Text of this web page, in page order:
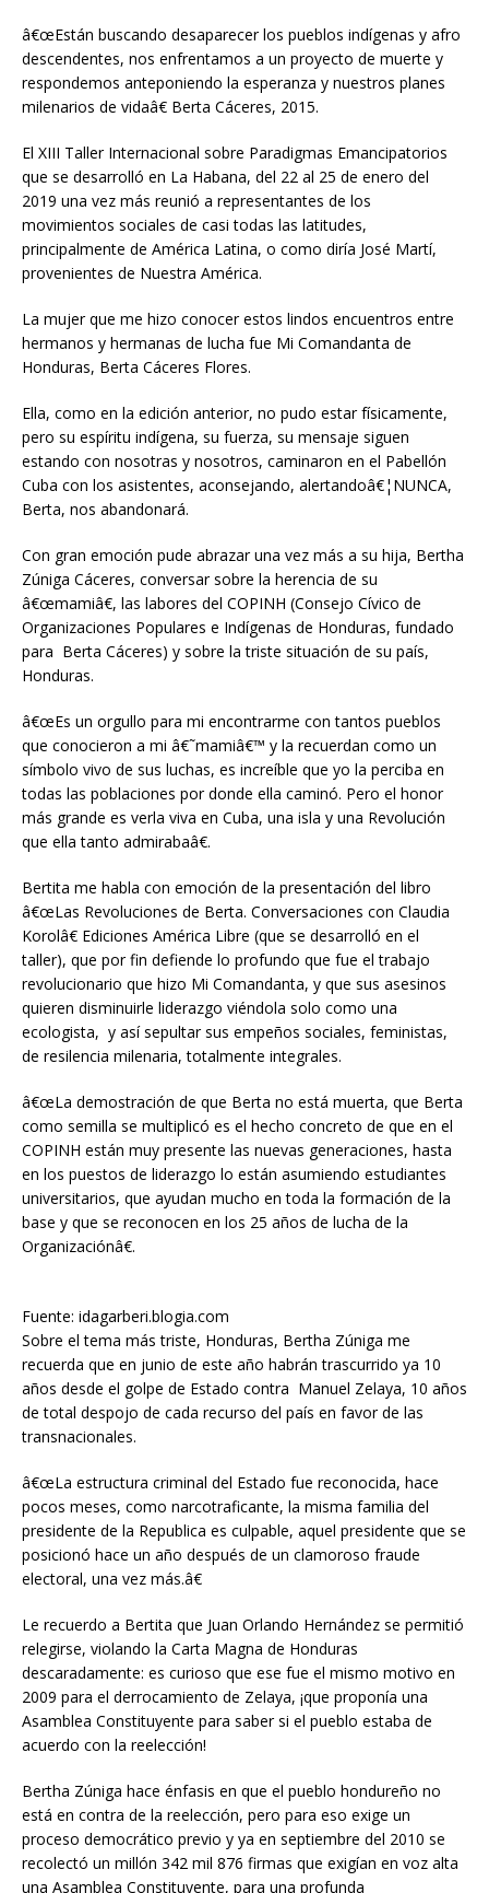
â€œEstán buscando desaparecer los pueblos indígenas y afro
descendentes, nos enfrentamos a un proyecto de muerte y
respondemos anteponiendo la esperanza y nuestros planes
milenarios de vidaâ€ Berta Cáceres, 2015.
El XIII Taller Internacional sobre Paradigmas Emancipatorios
que se desarrolló en La Habana, del 22 al 25 de enero del
2019 una vez más reunió a representantes de los
movimientos sociales de casi todas las latitudes,
principalmente de América Latina, o como diría José Martí,
provenientes de Nuestra América.
La mujer que me hizo conocer estos lindos encuentros entre
hermanos y hermanas de lucha fue Mi Comandanta de
Honduras, Berta Cáceres Flores.
Ella, como en la edición anterior, no pudo estar físicamente,
pero su espíritu indígena, su fuerza, su mensaje siguen
estando con nosotras y nosotros, caminaron en el Pabellón
Cuba con los asistentes, aconsejando, alertandoâ€¦NUNCA,
Berta, nos abandonará.
Con gran emoción pude abrazar una vez más a su hija, Bertha
Zúniga Cáceres, conversar sobre la herencia de su
â€œmamiâ€, las labores del COPINH (Consejo Cívico de
Organizaciones Populares e Indígenas de Honduras, fundado
para Berta Cáceres) y sobre la triste situación de su país,
Honduras.
â€œEs un orgullo para mi encontrarme con tantos pueblos
que conocieron a mi â€˜mamiâ€™ y la recuerdan como un
símbolo vivo de sus luchas, es increíble que yo la perciba en
todas las poblaciones por donde ella caminó. Pero el honor
más grande es verla viva en Cuba, una isla y una Revolución
que ella tanto admirabaâ€.
Bertita me habla con emoción de la presentación del libro
â€œLas Revoluciones de Berta. Conversaciones con Claudia
Korolâ€ Ediciones América Libre (que se desarrolló en el
taller), que por fin defiende lo profundo que fue el trabajo
revolucionario que hizo Mi Comandanta, y que sus asesinos
quieren disminuirle liderazgo viéndola solo como una
ecologista, y así sepultar sus empeños sociales, feministas,
de resilencia milenaria, totalmente integrales.
â€œLa demostración de que Berta no está muerta, que Berta
como semilla se multiplicó es el hecho concreto de que en el
COPINH están muy presente las nuevas generaciones, hasta
en los puestos de liderazgo lo están asumiendo estudiantes
universitarios, que ayudan mucho en toda la formación de la
base y que se reconocen en los 25 años de lucha de la
Organizaciónâ€.
Fuente: idagarberi.blogia.com
Sobre el tema más triste, Honduras, Bertha Zúniga me
recuerda que en junio de este año habrán trascurrido ya 10
años desde el golpe de Estado contra Manuel Zelaya, 10 años
de total despojo de cada recurso del país en favor de las
transnacionales.
â€œLa estructura criminal del Estado fue reconocida, hace
pocos meses, como narcotraficante, la misma familia del
presidente de la Republica es culpable, aquel presidente que se
posicionó hace un año después de un clamoroso fraude
electoral, una vez más.â€
Le recuerdo a Bertita que Juan Orlando Hernández se permitió
relegirse, violando la Carta Magna de Honduras
descaradamente: es curioso que ese fue el mismo motivo en
2009 para el derrocamiento de Zelaya, ¡que proponía una
Asamblea Constituyente para saber si el pueblo estaba de
acuerdo con la reelección!
Bertha Zúniga hace énfasis en que el pueblo hondureño no
está en contra de la reelección, pero para eso exige un
proceso democrático previo y ya en septiembre del 2010 se
recolectó un millón 342 mil 876 firmas que exigían en voz alta
una Asamblea Constituyente, para una profunda